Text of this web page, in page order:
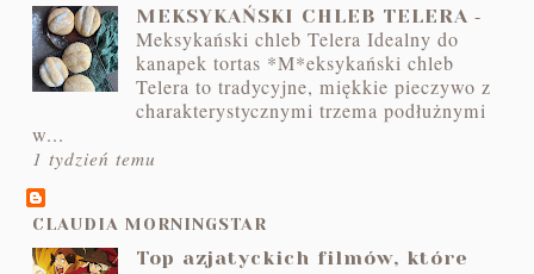
MEKSYKAŃSKI CHLEB TELERA -
Meksykański chleb Telera Idealny do
kanapek tortas *M*eksykański chleb
Telera to tradycyjne, miękkie pieczywo z
charakterystycznymi trzema podłużnymi
w...
1 tydzień temu
CLAUDIA MORNINGSTAR
Top azjatyckich filmów, które